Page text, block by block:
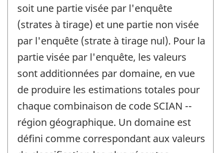
soit une partie visée par l'enquête
(strates à tirage) et une partie non visée
par l'enquête (strate à tirage nul). Pour la
partie visée par l'enquête, les valeurs
sont additionnées par domaine, en vue
de produire les estimations totales pour
chaque combinaison de code SCIAN --
région géographique. Un domaine est
défini comme correspondant aux valeurs